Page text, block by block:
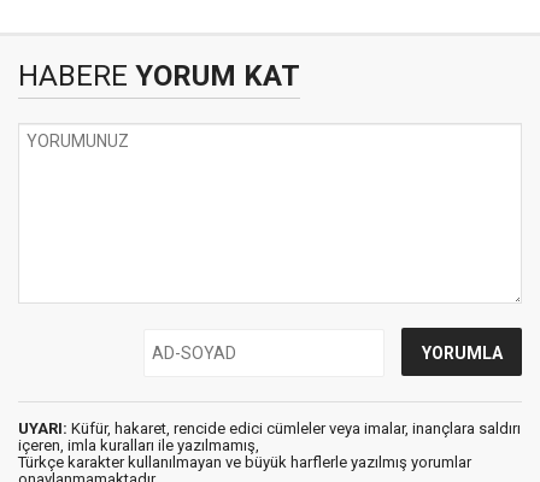
HABERE YORUM KAT
UYARI: Küfür, hakaret, rencide edici cümleler veya imalar, inançlara saldırı
içeren, imla kuralları ile yazılmamış,
Türkçe karakter kullanılmayan ve büyük harflerle yazılmış yorumlar